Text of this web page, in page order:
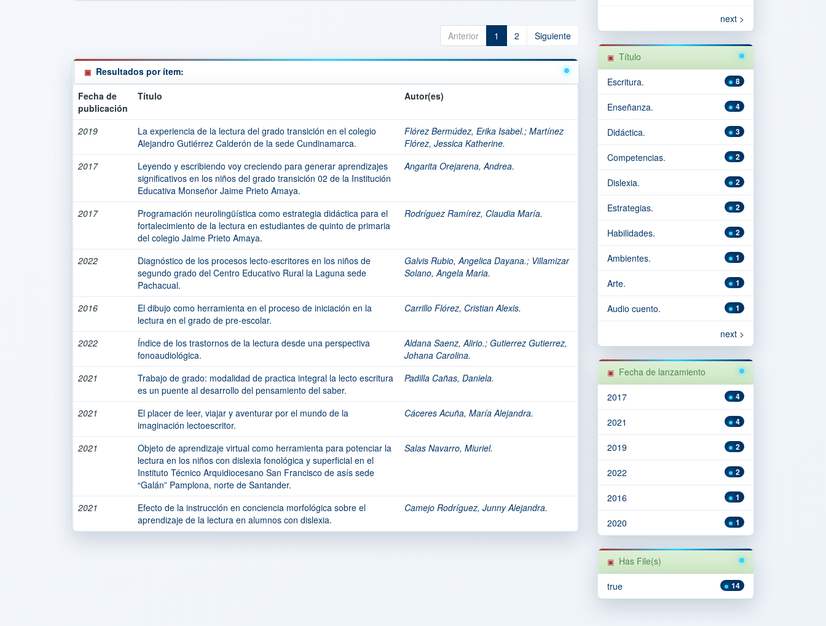
Anterior 1 2 Siguiente
Resultados por ítem:
Fecha de
publicación
Título Autor(es)
2019
La experiencia de la lectura del grado transición en el colegio
Alejandro Gutiérrez Calderón de la sede Cundinamarca.
Flórez Bermúdez, Erika Isabel.; Martínez
Flórez, Jessica Katherine.
2017
Leyendo y escribiendo voy creciendo para generar aprendizajes
significativos en los niños del grado transición 02 de la Institución
Educativa Monseñor Jaime Prieto Amaya.
Angarita Orejarena, Andrea.
2017
Programación neurolingüística como estrategia didáctica para el
fortalecimiento de la lectura en estudiantes de quinto de primaria
del colegio Jaime Prieto Amaya.
Rodríguez Ramírez, Claudia María.
2022
Diagnóstico de los procesos lecto-escritores en los niños de
segundo grado del Centro Educativo Rural la Laguna sede
Pachacual.
Galvis Rubio, Angelica Dayana.; Villamizar
Solano, Angela Maria.
2016
El dibujo como herramienta en el proceso de iniciación en la
lectura en el grado de pre-escolar.
Carrillo Flórez, Cristian Alexis.
2022
Índice de los trastornos de la lectura desde una perspectiva
fonoaudiológica.
Aldana Saenz, Alirio.; Gutierrez Gutierrez,
Johana Carolina.
2021
Trabajo de grado: modalidad de practica integral la lecto escritura
es un puente al desarrollo del pensamiento del saber.
Padilla Cañas, Daniela.
2021
El placer de leer, viajar y aventurar por el mundo de la
imaginación lectoescritor.
Cáceres Acuña, María Alejandra.
2021
Objeto de aprendizaje virtual como herramienta para potenciar la
lectura en los niños con dislexia fonológica y superficial en el
Instituto Técnico Arquidiocesano San Francisco de asís sede
“Galán” Pamplona, norte de Santander.
Salas Navarro, Miuriel.
2021
Efecto de la instrucción en conciencia morfológica sobre el
aprendizaje de la lectura en alumnos con dislexia.
Camejo Rodríguez, Junny Alejandra.
next >
Título
8
Escritura.
4
Enseñanza.
3
Didáctica.
2
Competencias.
2
Dislexia.
2
Estrategias.
2
Habilidades.
1
Ambientes.
1
Arte.
1
Audio cuento.
next >
Fecha de lanzamiento
4
2017
4
2021
2
2019
2
2022
1
2016
1
2020
Has File(s)
14
true